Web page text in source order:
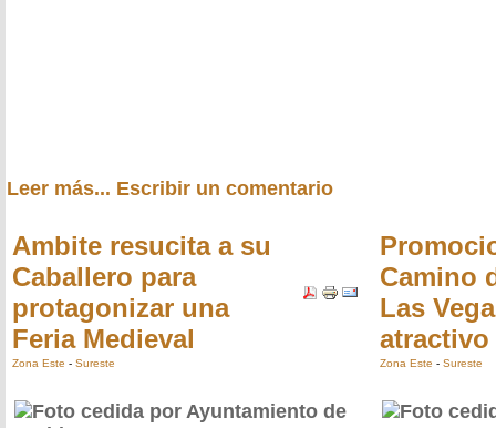
Leer más... Escribir un comentario
Ambite resucita a su
Caballero para
protagonizar una
Feria Medieval
Zona Este - Sureste
Camino
Las
Zona Este - Sureste